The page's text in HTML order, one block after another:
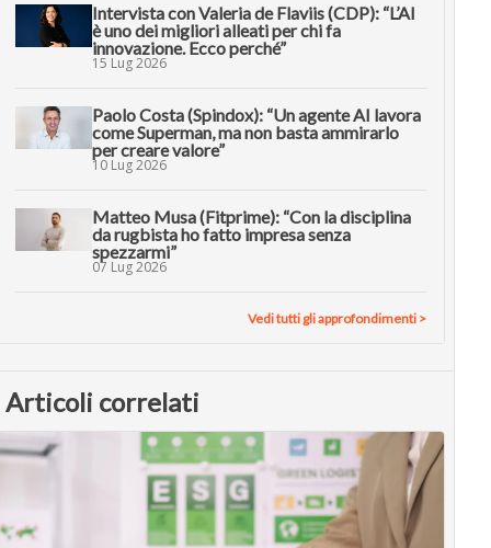
Intervista con Valeria de Flaviis (CDP): “L’AI
è uno dei migliori alleati per chi fa
innovazione. Ecco perché”
15 Lug 2026
Paolo Costa (Spindox): “Un agente AI lavora
come Superman, ma non basta ammirarlo
per creare valore”
10 Lug 2026
Matteo Musa (Fitprime): “Con la disciplina
da rugbista ho fatto impresa senza
spezzarmi”
07 Lug 2026
Vedi tutti gli approfondimenti >
Articoli correlati